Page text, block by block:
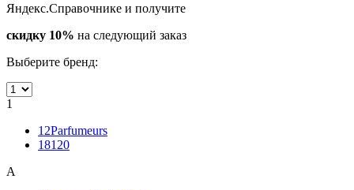
Яндекс.Справочнике и получите
скидку 10% на следующий заказ
Выберите бренд:
1
12Parfumeurs
18120
A